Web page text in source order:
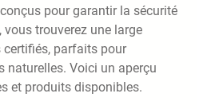
pour garantir la sécurité
vous trouverez une large
parfaits pour
naturelles. Voici un aperçu
et produits disponibles.